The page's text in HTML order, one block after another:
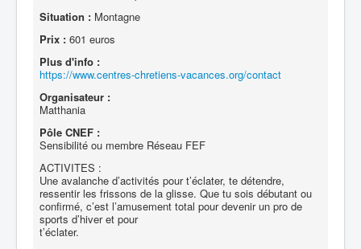
Situation : Montagne
Prix : 601 euros
Plus d'info :
https://www.centres-chretiens-vacances.org/contact
Organisateur :
Matthania
Pôle CNEF :
Sensibilité ou membre Réseau FEF
ACTIVITES :
Une avalanche d’activités pour t’éclater, te détendre,
ressentir les frissons de la glisse. Que tu sois débutant ou
confirmé, c’est l’amusement total pour devenir un pro de
sports d’hiver et pour
t’éclater.